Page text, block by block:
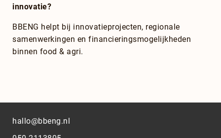
innovatie?
BBENG helpt bij innovatieprojecten, regionale
samenwerkingen en financieringsmogelijkheden
binnen food & agri.
hallo@bbeng.nl